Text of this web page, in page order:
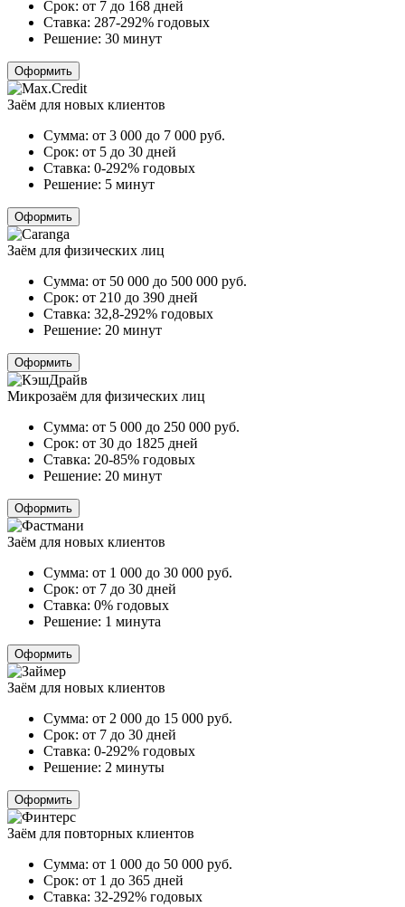
Срок: от 7 до 168 дней
Ставка: 287-292% годовых
Решение: 30 минут
Оформить
Заём для новых клиентов
Сумма: от 3 000 до 7 000 руб.
Срок: от 5 до 30 дней
Ставка: 0-292% годовых
Решение: 5 минут
Оформить
Заём для физических лиц
Сумма: от 50 000 до 500 000 руб.
Срок: от 210 до 390 дней
Ставка: 32,8-292% годовых
Решение: 20 минут
Оформить
Микрозаём для физических лиц
Сумма: от 5 000 до 250 000 руб.
Срок: от 30 до 1825 дней
Ставка: 20-85% годовых
Решение: 20 минут
Оформить
Заём для новых клиентов
Сумма: от 1 000 до 30 000 руб.
Срок: от 7 до 30 дней
Ставка: 0% годовых
Решение: 1 минута
Оформить
Заём для новых клиентов
Сумма: от 2 000 до 15 000 руб.
Срок: от 7 до 30 дней
Ставка: 0-292% годовых
Решение: 2 минуты
Оформить
Заём для повторных клиентов
Сумма: от 1 000 до 50 000 руб.
Срок: от 1 до 365 дней
Ставка: 32-292% годовых